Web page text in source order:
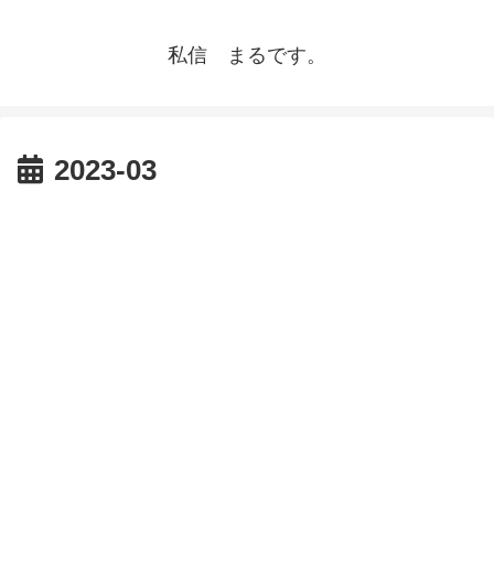
私信 まるです。
2023-03